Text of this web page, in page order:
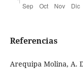
Referencias
Arequipa Molina, A.